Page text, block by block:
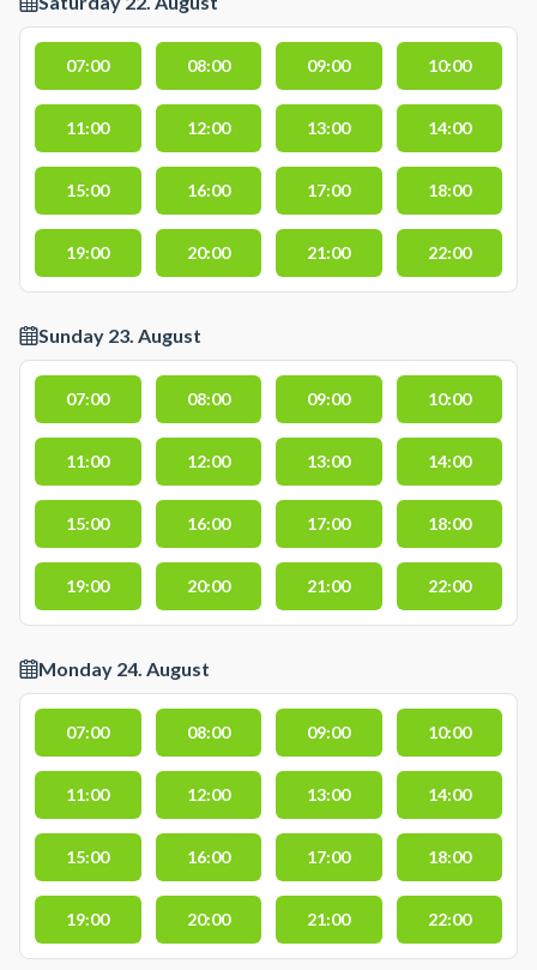
07:00 08:00 09:00 10:00
11:00 12:00 13:00 14:00
15:00 16:00 17:00 18:00
19:00 20:00 21:00 22:00
Sunday 23. August
07:00 08:00 09:00 10:00
11:00 12:00 13:00 14:00
15:00 16:00 17:00 18:00
19:00 20:00 21:00 22:00
Monday 24. August
07:00 08:00 09:00 10:00
11:00 12:00 13:00 14:00
15:00 16:00 17:00 18:00
19:00 20:00 21:00 22:00